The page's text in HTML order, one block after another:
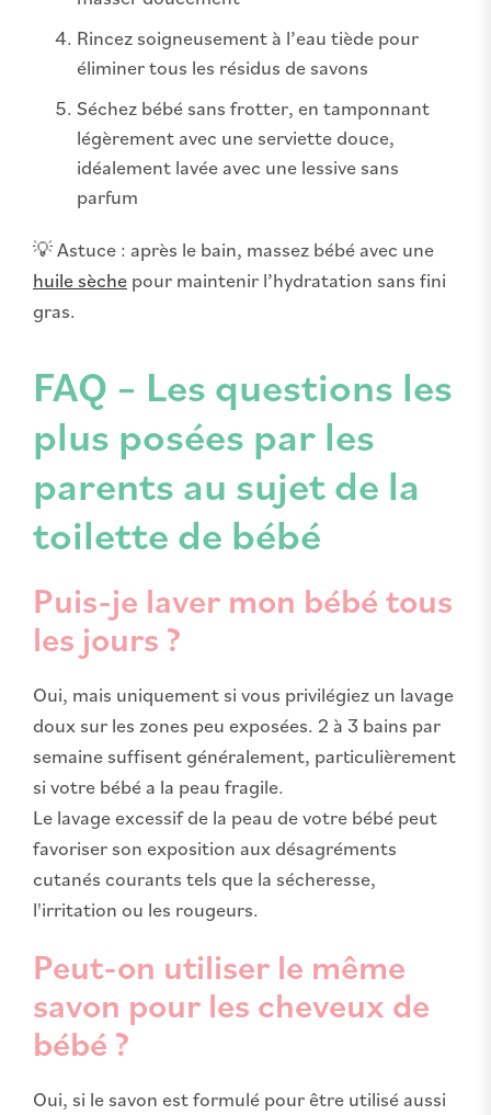
Rincez soigneusement à l’eau tiède pour
éliminer tous les résidus de savons
Séchez bébé sans frotter, en tamponnant
légèrement avec une serviette douce,
idéalement lavée avec une lessive sans
parfum
💡 Astuce : après le bain, massez bébé avec une
huile sèche pour maintenir l’hydratation sans fini
gras.
FAQ – Les questions les
plus posées par les
parents au sujet de la
toilette de bébé
Puis-je laver mon bébé tous
les jours ?
Oui, mais uniquement si vous privilégiez un lavage
doux sur les zones peu exposées. 2 à 3 bains par
semaine suffisent généralement, particulièrement
si votre bébé a la peau fragile.
Le lavage excessif de la peau de votre bébé peut
favoriser son exposition aux désagréments
cutanés courants tels que la sécheresse,
l'irritation ou les rougeurs.
Peut-on utiliser le même
savon pour les cheveux de
bébé ?
Oui, si le savon est formulé pour être utilisé aussi